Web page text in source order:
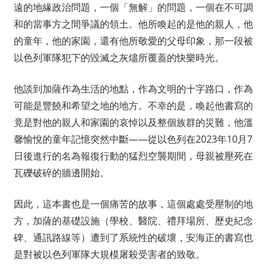
遠的地緣政治問題，一個「無解」的問題，一個在不可調
和的當事方之間爭議的領土。他所喚起的是他的親人，他
的童年，他的家園，還有他所敬愛的父母印象，那一段被
以色列軍隊犯下的毀滅之灰燼所覆蓋的快樂時光。
他談到加薩作為生活的地點，作為文明的十字路口，作為
可能是豐饒和希望之地的地方。不幸的是，喚起他書寫的
竟是對他的親人和家園的哀悼以及整個族群的災難，他溫
馨愉悅的童年記憶突然中斷——從以色列在2023年10月7
日後進行的名為報復行動的猛烈空襲期間，母親被壓死在
瓦礫破碎的牆邊開始。
因此，這本書也是一個痛苦的故事，這個處處受壓制的地
方，加薩的基礎設施（學校、醫院、禮拜場所、歷史紀念
碑、通訊路線等）遭到了系統性的破壞，安海正的書寫也
是對被以色列軍隊大規模屠殺受害者的致敬。